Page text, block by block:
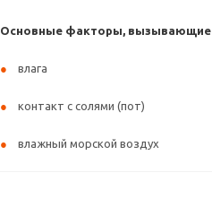
Основные факторы, вызывающие
влага
контакт с солями (пот)
влажный морской воздух